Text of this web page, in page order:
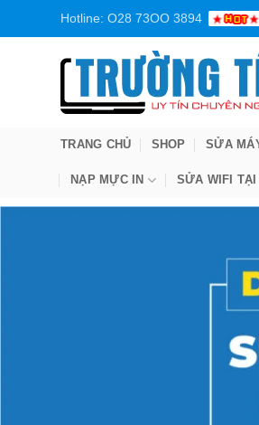
Hotline: O28 73OO 3894
TRANG CHỦ SHOP SỬA
NẠP MỰC IN SỬA WIFI TẠI